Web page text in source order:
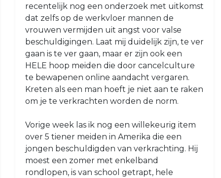
recentelijk nog een onderzoek met uitkomst
dat zelfs op de werkvloer mannen de
vrouwen vermijden uit angst voor valse
beschuldigingen. Laat mij duidelijk zijn, te ver
gaan is te ver gaan, maar er zijn ook een
HELE hoop meiden die door cancelculture
te bewapenen online aandacht vergaren.
Kreten als een man hoeft je niet aan te raken
om je te verkrachten worden de norm.
Vorige week las ik nog een willekeurig item
over 5 tiener meiden in Amerika die een
jongen beschuldigden van verkrachting. Hij
moest een zomer met enkelband
rondlopen, is van school getrapt, hele